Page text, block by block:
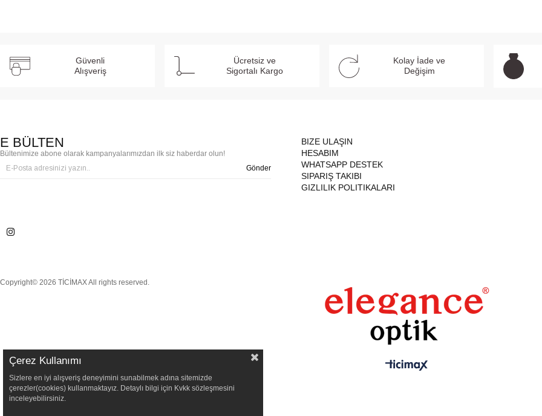
Güvenli
Alışveriş
Ücretsiz ve
Sigortalı Kargo
Kolay İade ve
Değişim
E BÜLTEN
Bültenimize abone olarak kampanyalarımızdan ilk siz haberdar olun!
Gönder
BIZE ULAŞIN
HESABIM
WHATSAPP DESTEK
SIPARIŞ TAKIBI
GIZLILIK POLITIKALARI
Copyright© 2026 TİCİMAX All rights reserved.
Çerez Kullanımı
Sizlere en iyi alışveriş deneyimini sunabilmek adına sitemizde
çerezler(cookies) kullanmaktayız. Detaylı bilgi için Kvkk sözleşmesini
inceleyebilirsiniz.